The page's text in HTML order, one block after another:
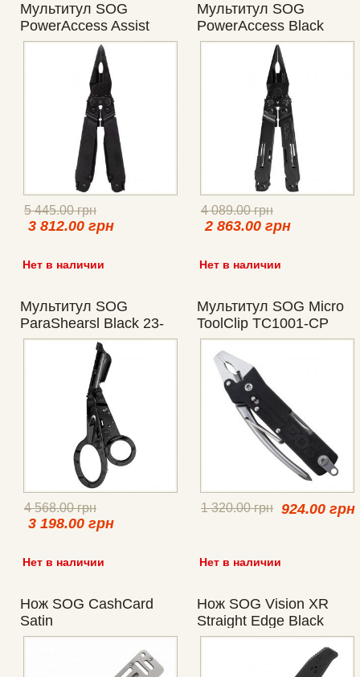
Мультитул SOG
PowerAccess Assist
Black PA3002-CP
5 445.00 грн
3 812.00 грн
Нет в наличии
Мультитул SOG
PowerAccess Black
PA1002-CP
4 089.00 грн
2 863.00 грн
Нет в наличии
Мультитул SOG
ParaShearsl Black 23-
125-01-43
4 568.00 грн
3 198.00 грн
Нет в наличии
Мультитул SOG Micro
ToolClip TC1001-CP
1 320.00 грн 924.00 грн
Нет в наличии
Нож SOG CashCard
Satin
Нож SOG Vision XR
Straight Edge Black